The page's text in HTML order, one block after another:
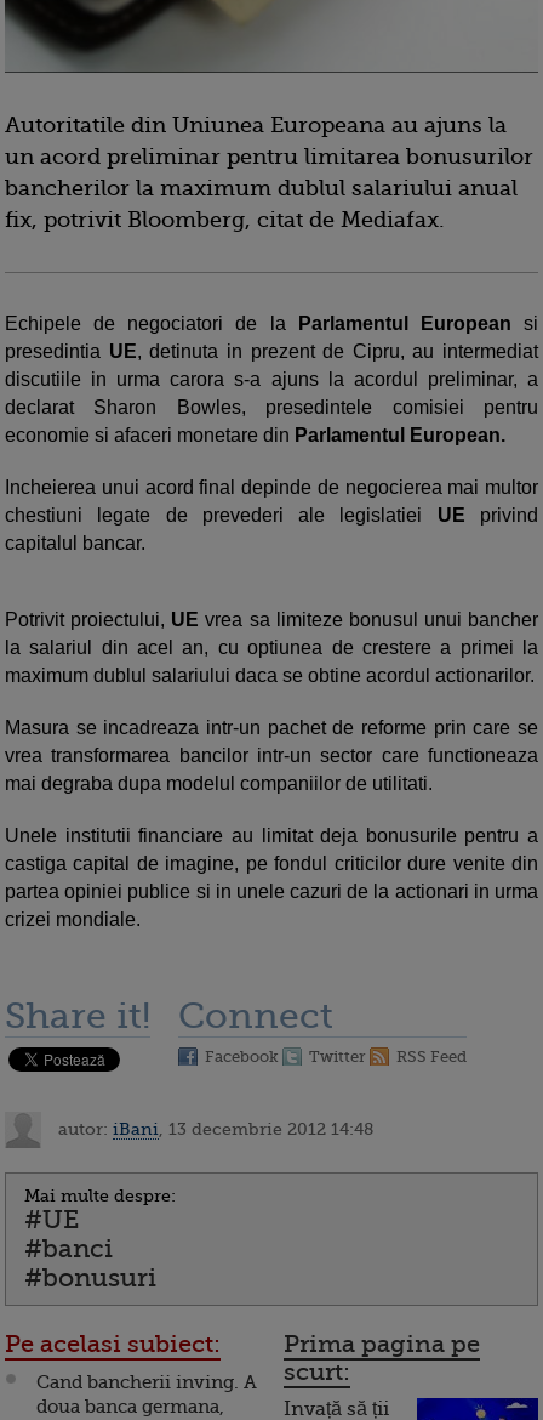
Autoritatile din Uniunea Europeana au ajuns la
un acord preliminar pentru limitarea bonusurilor
bancherilor la maximum dublul salariului anual
fix, potrivit Bloomberg, citat de Mediafax.
Echipele de negociatori de la Parlamentul European si
presedintia UE, detinuta in prezent de Cipru, au intermediat
discutiile in urma carora s-a ajuns la acordul preliminar, a
declarat Sharon Bowles, presedintele comisiei pentru
economie si afaceri monetare din Parlamentul European.
Incheierea unui acord final depinde de negocierea mai multor
chestiuni legate de prevederi ale legislatiei UE privind
capitalul bancar.
Potrivit proiectului, UEvrea sa limiteze bonusul unui bancher
la salariul din acel an, cu optiunea de crestere a primei la
maximum dublul salariului daca se obtine acordul actionarilor.
Masura se incadreaza intr-un pachet de reforme prin care se
vrea transformarea bancilor intr-un sector care functioneaza
mai degraba dupa modelul companiilor de utilitati.
Unele institutii financiare au limitat deja bonusurile pentru a
castiga capital de imagine, pe fondul criticilor dure venite din
partea opiniei publice si in unele cazuri de la actionari in urma
crizei mondiale.
Share it! Connect
Facebook Twitter RSS Feed
autor: iBani , 13 decembrie 2012 14:48
Mai multe despre:
#UE
#banci
#bonusuri
Pe acelasi subiect:
Cand bancherii inving. A
doua banca germana,
Prima pagina pe
scurt:
Invață să ții